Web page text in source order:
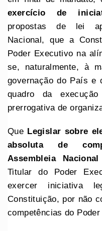
exercício de
propostas de lei
Nacional, que a
Poder Executivo na
se, naturalmente, à
governação do País e
quadro da
prerrogativa de
Que Legislar sobre
absoluta de
Assembleia Nacional
Titular do Poder
exercer iniciativa
Constituição, por não
competências do